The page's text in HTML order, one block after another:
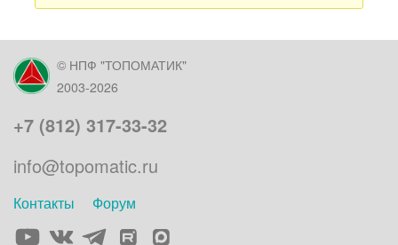
© НПФ "ТОПОМАТИК"
2003-2026
+7 (812) 317-33-32
info@topomatic.ru
Контакты
Форум
ЭлементЭлемент
ЭлементЭлемент